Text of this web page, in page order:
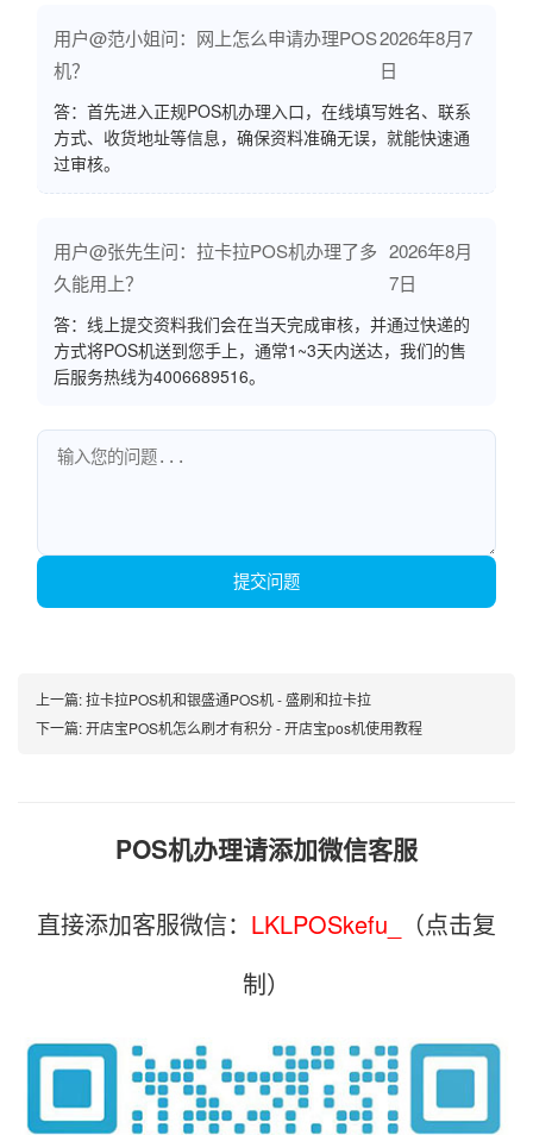
用户@范小姐问：网上怎么申请办理POS
机？
2026年8月7
日
答：首先进入正规POS机办理入口，在线填写姓名、联系
方式、收货地址等信息，确保资料准确无误，就能快速通
过审核。
用户@张先生问：拉卡拉POS机办理了多
久能用上？
2026年8月
7日
答：线上提交资料我们会在当天完成审核，并通过快递的
方式将POS机送到您手上，通常1~3天内送达，我们的售
后服务热线为4006689516。
提交问题
上一篇:拉卡拉POS机和银盛通POS机 - 盛刷和拉卡拉
下一篇:开店宝POS机怎么刷才有积分 - 开店宝pos机使用教程
POS机办理请添加微信客服
直接添加客服微信： LKLPOSkefu_
（点击复
制）